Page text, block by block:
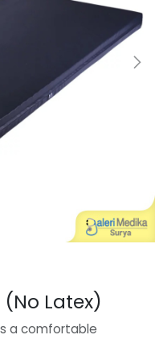
Latex)
a comfortable